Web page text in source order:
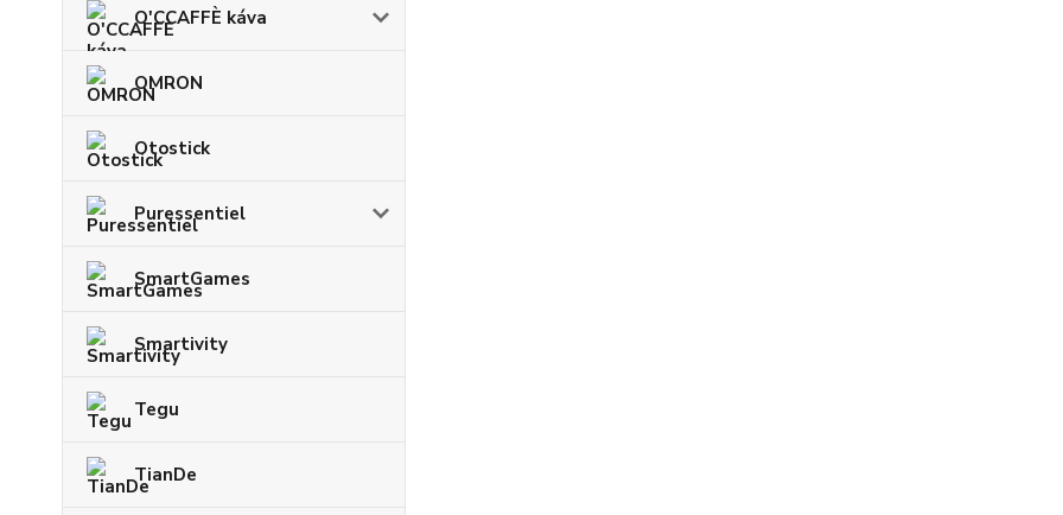
O'CCAFFÈ káva
OMRON
Otostick
Puressentiel
SmartGames
Smartivity
Tegu
TianDe